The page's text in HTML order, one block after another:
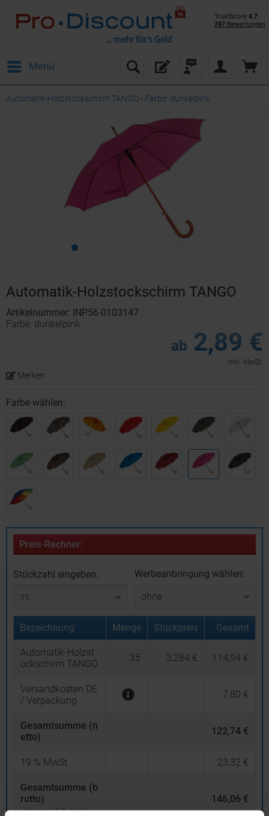
Menü
Automatik-Holzstockschirm TANGO - Farbe: dunkelpink
Automatik-Holzstockschirm TANGO
Artikelnummer: INP56-0103147
Farbe: dunkelpink
ab 2,89 €
inkl. MwSt.
Merken
Farbe wählen:
Preis-Rechner:
Stückzahl eingeben: Werbeanbringung wählen:
Bezeichnung Menge Stückpreis Gesamt
Automatik-Holzst
ockschirm TANGO
35 3,284 € 114,94 €
Versandkosten DE
/ Verpackung
7,80 €
Gesamtsumme (n
etto)
122,74 €
19 % MwSt. 23,32 €
Gesamtsumme (b
rutto)
inklusive 19 % MwSt.
146,06 €